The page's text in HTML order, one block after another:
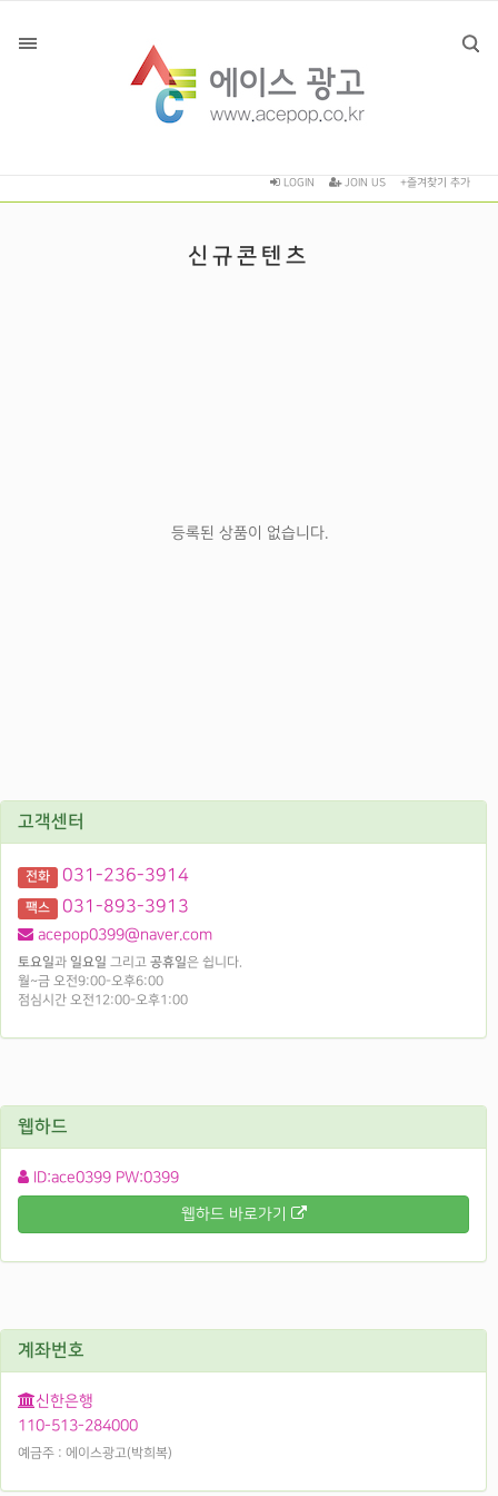
LOGIN JOIN US +즐겨찾기 추가
신규콘텐츠
등록된 상품이 없습니다.
고객센터
전화 031-236-3914
팩스 031-893-3913
acepop0399@naver.com
토요일과 일요일 그리고 공휴일은 쉽니다.
월~금 오전9:00-오후6:00
점심시간 오전12:00-오후1:00
웹하드
ID:ace0399 PW:0399
웹하드 바로가기
계좌번호
신한은행
110-513-284000
예금주 : 에이스광고(박희복)